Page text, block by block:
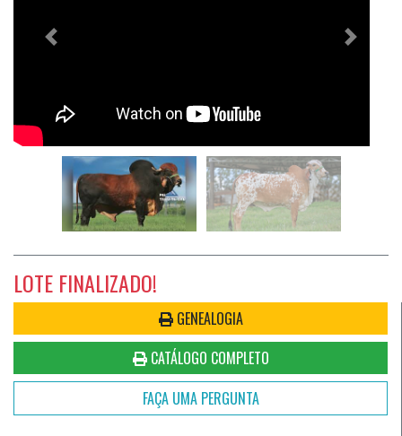
Previous Próximo
LOTE FINALIZADO!
GENEALOGIA
CATÁLOGO COMPLETO
FAÇA UMA PERGUNTA